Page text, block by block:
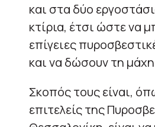
και στα δύο
κτίρια, έτσι ώστε να
επίγειες
και να δώσουν τη
Σκοπός τους είναι,
επιτελείς της